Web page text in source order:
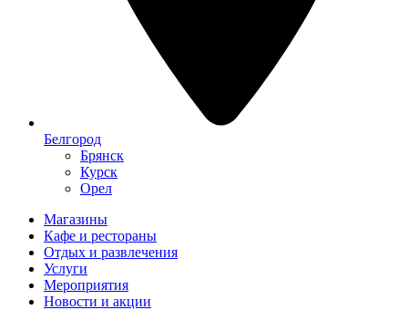
Белгород
Брянск
Курск
Орел
Магазины
Кафе и рестораны
Отдых и развлечения
Услуги
Мероприятия
Новости и акции